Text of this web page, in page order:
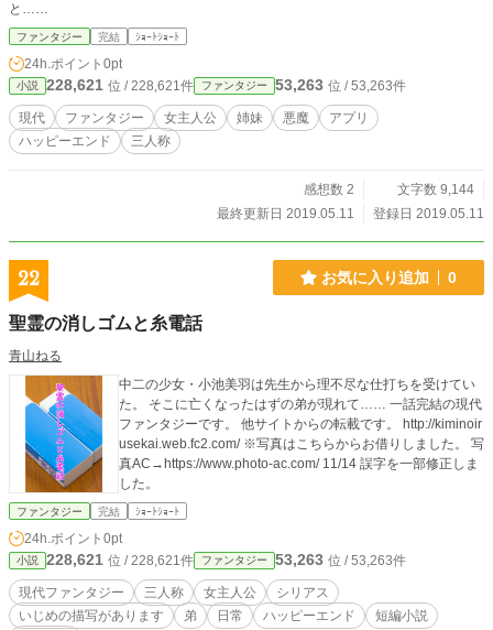
と……
ファンタジー 完結 ｼｮｰﾄｼｮｰﾄ
24h.ポイント 0pt
小説 228,621 位 / 228,621件 ファンタジー 53,263 位 / 53,263件
現代 ファンタジー 女主人公 姉妹 悪魔
アプリ
ハッピーエンド
三人称
感想数 2
文字数 9,144
最終更新日 2019.05.11
登録日 2019.05.11
22 お気に入り追加 0
聖霊の消しゴムと糸電話
青山ねる
中二の少女・小池美羽は先生から理不尽な仕打ちを受けてい
た。 そこに亡くなったはずの弟が現れて…… 一話完結の現代
ファンタジーです。 他サイトからの転載です。 http://kiminoir
usekai.web.fc2.com/ ※写真はこちらからお借りしました。 写
真AC→https://www.photo-ac.com/ 11/14 誤字を一部修正しま
した。
ファンタジー 完結 ｼｮｰﾄｼｮｰﾄ
24h.ポイント 0pt
小説 228,621 位 / 228,621件 ファンタジー 53,263 位 / 53,263件
現代ファンタジー 三人称 女主人公
シリアス
いじめの描写があります
弟 日常 ハッピーエンド
短編小説